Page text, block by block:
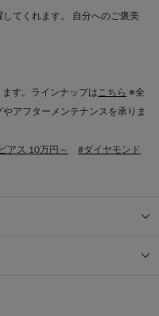
てくれます。 自分へのご褒美
す。ラインナップは こちら ※全
アフターメンテナンスを承りま
アス 10万円～
#ダイヤモンド